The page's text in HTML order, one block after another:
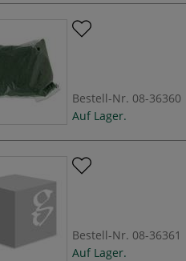
Bestell-Nr. 08-36360
Auf Lager.
Bestell-Nr. 08-36361
Auf Lager.